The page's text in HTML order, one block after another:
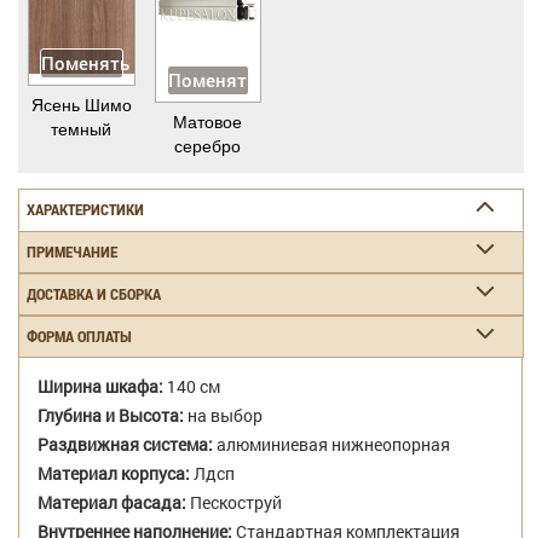
Поменять
Ясень Шимо
темный
Поменять
Матовое
серебро
ХАРАКТЕРИСТИКИ
ПРИМЕЧАНИЕ
ДОСТАВКА И СБОРКА
ФОРМА ОПЛАТЫ
Ширина шкафа: 140 см
Глубина и Высота: на выбор
Раздвижная система: алюминиевая нижнеопорная
Материал корпуса: Лдсп
Материал фасада: Пескоструй
Внутреннее наполнение: Стандартная комплектация